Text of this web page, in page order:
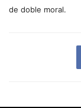
de doble moral.